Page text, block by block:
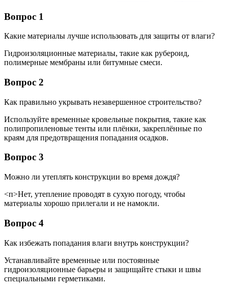
Вопрос 1
Какие материалы лучше использовать для защиты от влаги?
Гидроизоляционные материалы, такие как рубероид,
полимерные мембраны или битумные смеси.
Вопрос 2
Как правильно укрывать незавершенное строительство?
Используйте временные кровельные покрытия, такие как
полипропиленовые тенты или плёнки, закреплённые по
краям для предотвращения попадания осадков.
Вопрос 3
Можно ли утеплять конструкции во время дождя?
<п>Нет, утепление проводят в сухую погоду, чтобы
материалы хорошо прилегали и не намокли.
Вопрос 4
Как избежать попадания влаги внутрь конструкции?
Устанавливайте временные или постоянные
гидроизоляционные барьеры и защищайте стыки и швы
специальными герметиками.